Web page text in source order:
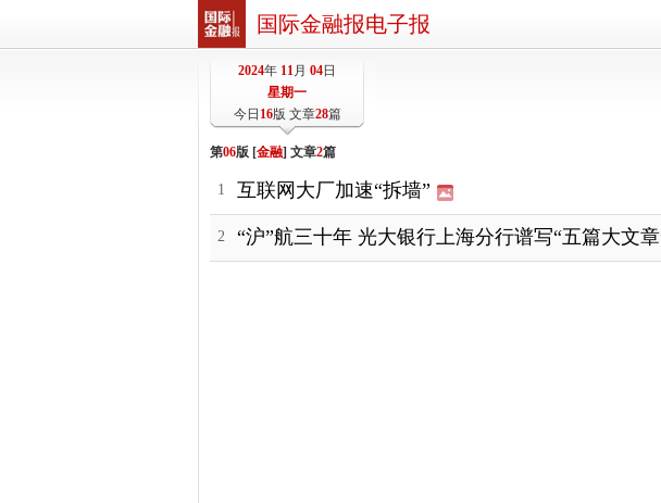
国际金融报电子报
2024年 11月 04日
星期一
今日 16版 文章28篇
第06版 [金融] 文章2篇
1 互联网大厂加速“拆墙”
2 “沪”航三十年 光大银行上海分行谱写“五篇大文章